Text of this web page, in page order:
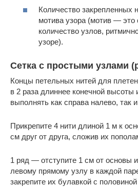
Количество закрепленных
мотива узора (мотив — это
количество узлов,
узоре).
Сетка с простыми узлами
Концы петельных нитей для
в 2 раза длиннее конечной
выполнять как справа налево, так
Прикрепите 4 нити длиной 1 м к
см друг от друга, сложив их
1 ряд — отступите 1 см от основы
левому прямому узлу в каждой
закрепите их булавкой с